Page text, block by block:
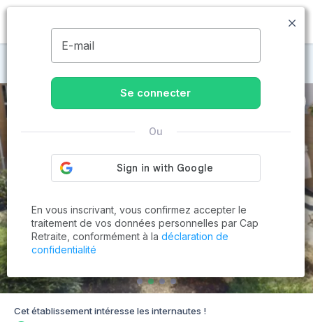
MENU
Maisons de retraite à Riaucourt
Cet établissement intéresse les internautes !
E-mail
Se connecter
Ou
En vous inscrivant, vous confirmez accepter le
traitement de vos données personnelles par Cap
Retraite, conformément à la déclaration de
confidentialité